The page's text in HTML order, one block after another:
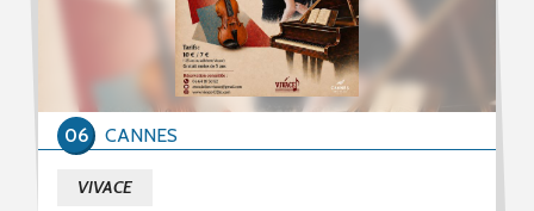
VIVACE
CANNES
06